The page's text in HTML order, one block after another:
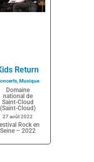
Return
,Musique
Domaine
national de
Saint-Cloud
(Saint-Cloud)
27 août 2022
Rock en
Seine – 2022